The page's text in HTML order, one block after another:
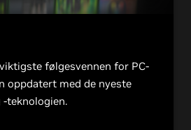
følgesvennen for PC-
oppdatert med de nyeste
-teknologien.